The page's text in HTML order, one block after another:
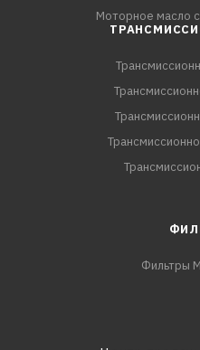
Моторное масло
Фильтры